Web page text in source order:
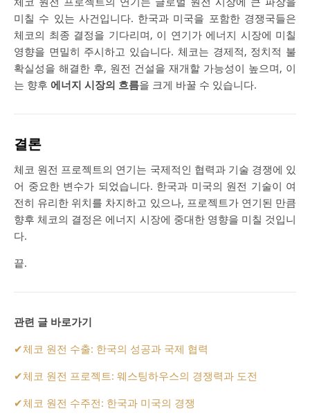
미칠 수 있는 사건입니다. 한국과 미국을 포함한 경쟁국들은
체코의 최종 결정을 기다리며, 이 연기가 에너지 시장에 미칠
영향을 면밀히 주시하고 있습니다. 체코는 경제적, 정치적 불
확실성을 해결한 후, 원전 건설을 재개할 가능성이 높으며, 이
는 향후 에너지 시장의 흐름을 크게 바꿀 수 있습니다.
결론
체코 원전 프로젝트의 연기는 국제적인 협력과 기술 경쟁에 있
어 중요한 변수가 되었습니다. 한국과 미국의 원전 기술이 여
전히 유리한 위치를 차지하고 있으나, 프로젝트가 연기된 만큼
향후 체코의 결정은 에너지 시장에 중대한 영향을 미칠 것입니
다.
끝.
관련 글 바로가기
✔체코 원전 수출: 한국의 성공과 국제 협력
✔체코 원전 프로젝트: 웨스팅하우스의 경쟁력과 도전
✔체코 원전 수주전: 한국과 미국의 경쟁